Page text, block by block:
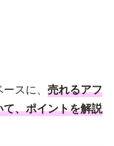
スに、 売れるアフ
、ポイントを解説